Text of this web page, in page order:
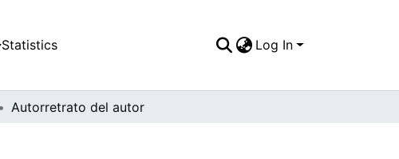
Statistics Log In
Autorretrato del autor